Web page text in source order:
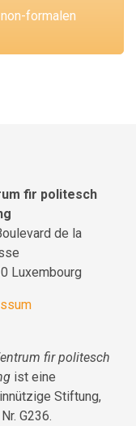
formalen
fir politesch
de la
Luxembourg
fir politesch
ist eine
Stiftung,
G236.